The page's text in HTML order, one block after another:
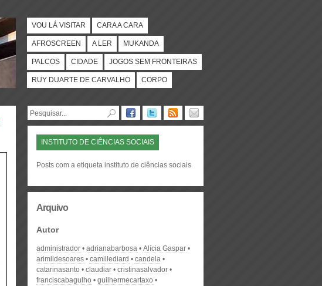
VOU LÁ VISITAR CARA A CARA
AFROSCREEN A LER MUKANDA
PALCOS CIDADE JOGOS SEM FRONTEIRAS
RUY DUARTE DE CARVALHO CORPO
INSTITUTO DE CIÊNCIAS SOCIAIS
Posts com a etiqueta instituto de ciências sociais
Arquivo
Autor
administrador adrianabarbosa
Alícia Gaspar
arimildesoares
camillediard
candela
catarinasanto
claudiar
cristinasalvador
franciscabagulho
guilhermecartaxo